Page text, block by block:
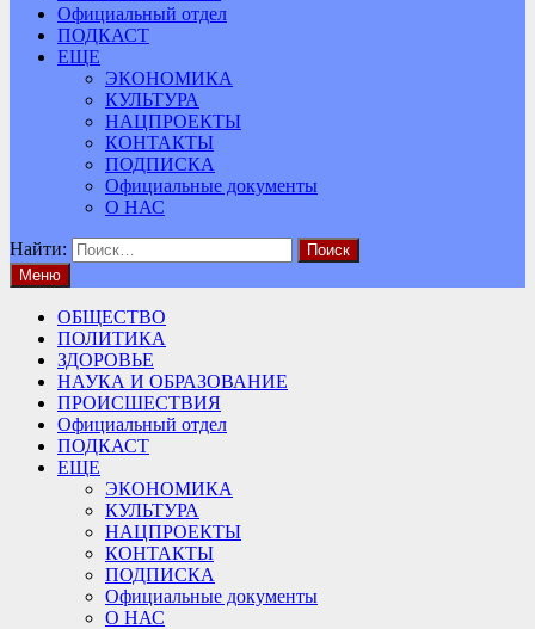
Официальный отдел
ПОДКАСТ
ЕЩЕ
ЭКОНОМИКА
КУЛЬТУРА
НАЦПРОЕКТЫ
КОНТАКТЫ
ПОДПИСКА
Официальные документы
О НАС
Найти:
Меню
ОБЩЕСТВО
ПОЛИТИКА
ЗДОРОВЬЕ
НАУКА И ОБРАЗОВАНИЕ
ПРОИСШЕСТВИЯ
Официальный отдел
ПОДКАСТ
ЕЩЕ
ЭКОНОМИКА
КУЛЬТУРА
НАЦПРОЕКТЫ
КОНТАКТЫ
ПОДПИСКА
Официальные документы
О НАС